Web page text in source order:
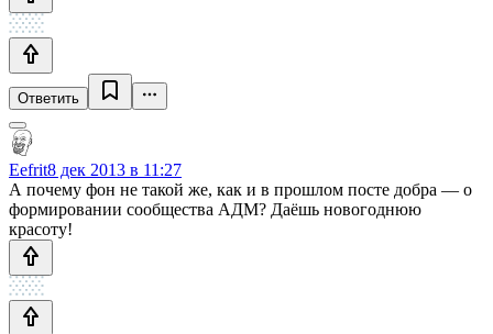
Ответить
Eefrit8 дек 2013 в 11:27
А почему фон не такой же, как и в прошлом посте добра — о
формировании сообщества АДМ? Даёшь новогоднюю
красоту!